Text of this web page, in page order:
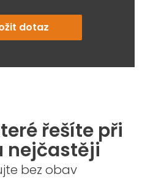
dotaz
řešíte při
nejčastěji
bez obav